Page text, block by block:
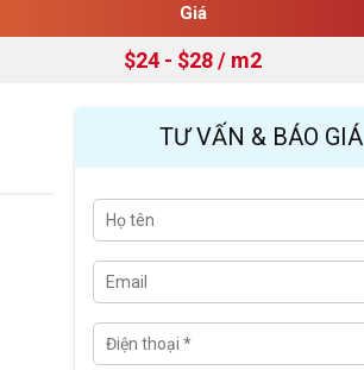
Giá
$24 - $28 / m2
TƯ VẤN & BÁO GIÁ
H
t
ê
E
m
a
i
Đ